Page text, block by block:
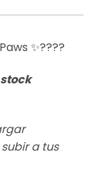
✨????
a tus